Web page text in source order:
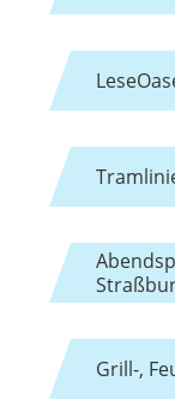
Grill-,